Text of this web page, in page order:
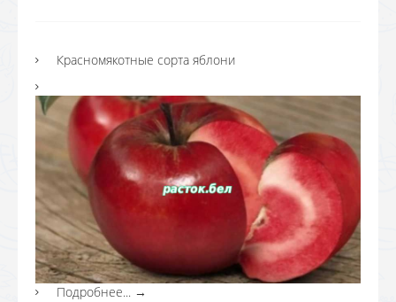
Красномякотные сорта яблони
Подробнее... →